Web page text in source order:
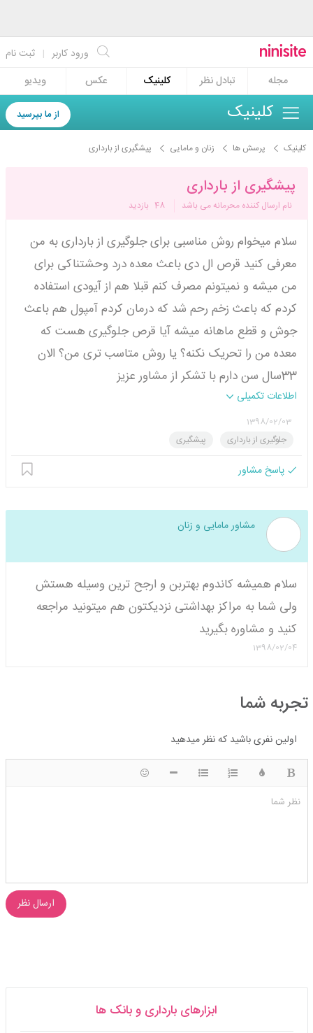
ثبت نام | ورود کاربر
مجله
تبادل نظر کلینیک عکس ویدیو
از ما بپرسید کلینیک
کلینیک پرسش ها زنان و مامایی پیشگیری از بارداری
پیشگیری از بارداری
نام ارسال کننده محرمانه می باشد 48 بازدید
سلام میخوام روش مناسبی برای جلوگیری از بارداری به من
معرفی کنید قرص ال دی باعث معده درد وحشتناکی برای
من میشه و نمیتونم مصرف کنم قبلا هم از آیودی استفاده
کردم که باعث زخم رحم شد که درمان کردم آمپول هم باعث
جوش و قطع ماهانه میشه آیا قرص جلوگیری هست که
معده من را تحریک نکنه؟ یا روش متاسب تری من؟ الان
33سال سن دارم با تشکر از مشاور عزیز
اطلاعات تکمیلی
1398/02/03
جلوگیری از بارداری
پیشگیری
پاسخ مشاور
مشاور مامایی و زنان
سلام همیشه کاندوم بهتربن و ارجح ترین وسیله هستش
ولی شما به مراکز بهداشتی نزدیکتون هم میتونید مراجعه
کنید و مشاوره بگیرید
1398/02/04
تجربه شما
اولین نفری باشید که نظر میدهید
نظر شما
ارسال نظر
ابزارهای بارداری و بانک ها